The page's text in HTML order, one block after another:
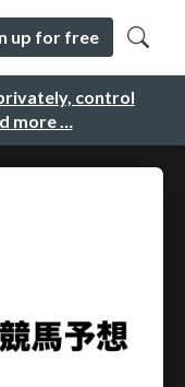
control
more …
up for free